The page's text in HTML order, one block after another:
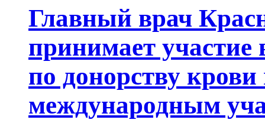
Главный врач
принимает участие
по донорству крови
международным